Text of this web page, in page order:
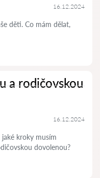
16.12.2024
děti. Co mám dělat,
a rodičovskou
16.12.2024
kroky musím
dovolenou?